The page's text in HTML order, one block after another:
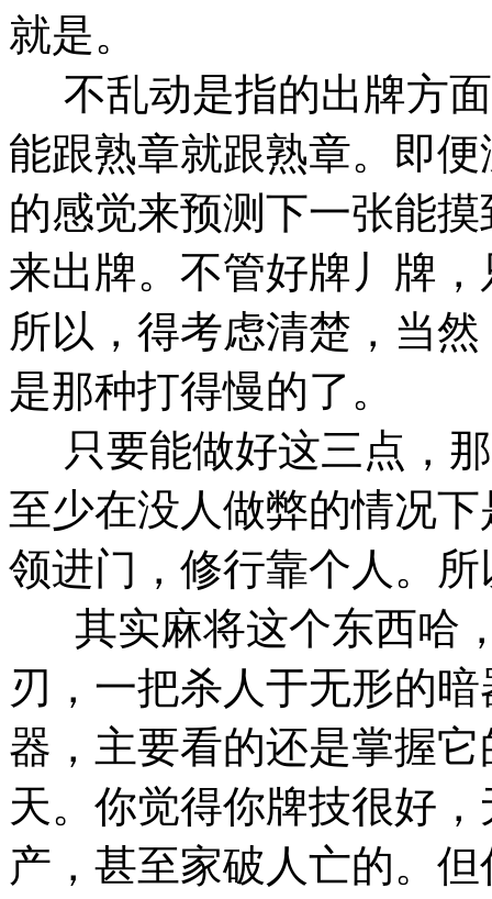
就是。
不乱动是指的出牌方
能跟熟章就跟熟章。即
的感觉来预测下一张能
来出牌。不管好牌丿牌
所以，得考虑清楚，当
是那种打得慢的了。
只要能做好这三点，
至少在没人做弊的情况
领进门，修行靠个人。
其实麻将这个东西哈
刃，一把杀人于无形的
器，主要看的还是掌握
天。你觉得你牌技很好
产，甚至家破人亡的。